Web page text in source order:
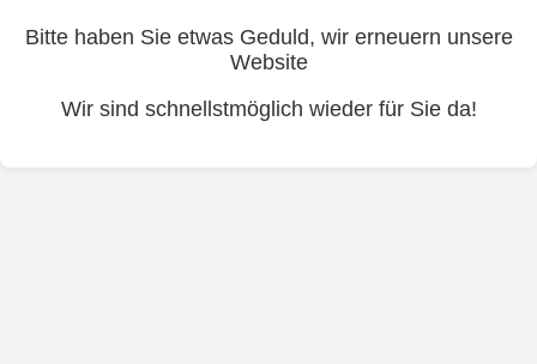
Bitte haben Sie etwas Geduld, wir erneuern unsere
Website
Wir sind schnellstmöglich wieder für Sie da!